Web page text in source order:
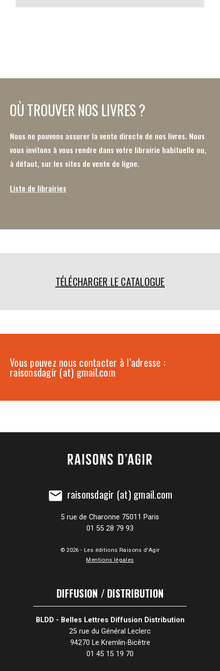
OÙ TROUVER NOS LIVRES ?
Nous ne pouvons assurer la vente directe de nos livres. Nous
vous invitons à vous rendre dans votre librairie habituelle ou,
à défaut, sur les sites de vente de ligne.
Liste de librairies
TÉLÉCHARGER LE CATALOGUE
Vous pouvez nous contacter à l’adresse :
raisonsdagir (at) gmail.com
mail raisonsdagir (at) gmail.com
5 rue de Charonne 75011 Paris
01 55 28 79 93
© 2026 - Les éditions Raisons d'Agir
Mentions légales
DIFFUSION / DISTRIBUTION
BLDD - Belles Lettres Diffusion Distribution
25 rue du Général Leclerc
94270 Le Kremlin-Bicêtre
01 45 15 19 70